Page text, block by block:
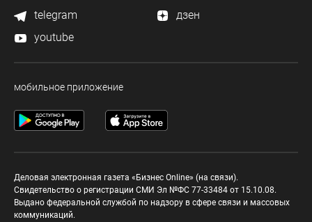
telegram
дзен
youtube
мобильное приложение
Деловая электронная газета «Бизнес Online» (на связи).
Свидетельство о регистрации СМИ Эл №ФС 77-33484 от 15.10.08.
Выдано федеральной службой по надзору в сфере связи и массовых
коммуникаций.